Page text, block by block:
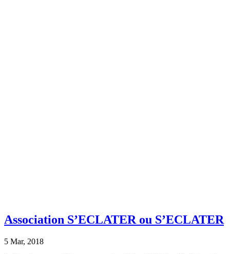
Association S’ECLATER ou S’ECLATER
5 Mar, 2018